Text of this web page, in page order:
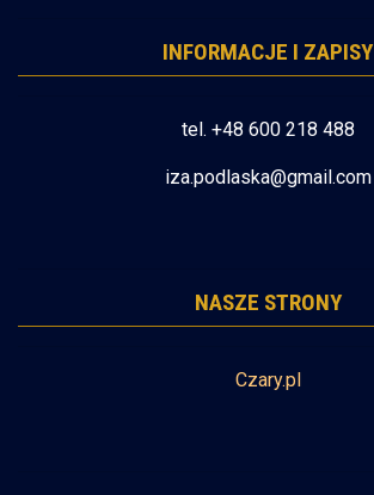
INFORMACJE I ZAPISY
tel. +48 600 218 488
iza.podlaska@gmail.com
NASZE STRONY
Czary.pl